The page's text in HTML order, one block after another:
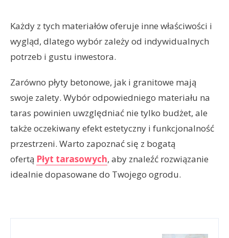
Każdy z tych materiałów oferuje inne właściwości i
wygląd, dlatego wybór zależy od indywidualnych
potrzeb i gustu inwestora.
Zarówno płyty betonowe, jak i granitowe mają
swoje zalety. Wybór odpowiedniego materiału na
taras powinien uwzględniać nie tylko budżet, ale
także oczekiwany efekt estetyczny i funkcjonalność
przestrzeni. Warto zapoznać się z bogatą
ofertą Płyt tarasowych, aby znaleźć rozwiązanie
idealnie dopasowane do Twojego ogrodu.